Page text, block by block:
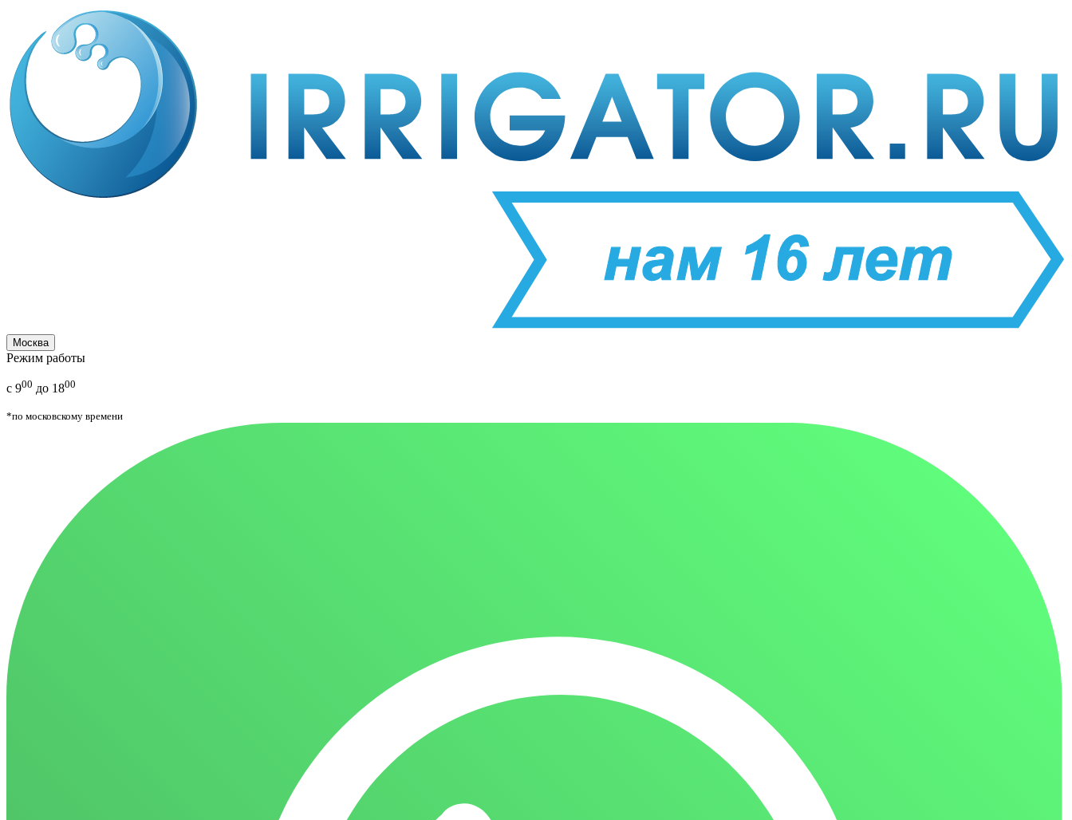
Москва
Режим работы
с 900 до 1800
*по московскому времени